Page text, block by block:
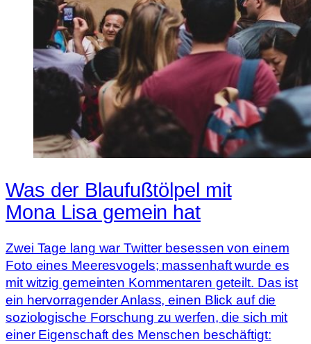
Was der Blaufußtölpel mit
Mona Lisa gemein hat
Zwei Tage lang war Twitter besessen von einem
Foto eines Meeresvogels; massenhaft wurde es
mit witzig gemeinten Kommentaren geteilt. Das ist
ein hervorragender Anlass, einen Blick auf die
soziologische Forschung zu werfen, die sich mit
einer Eigenschaft des Menschen beschäftigt: